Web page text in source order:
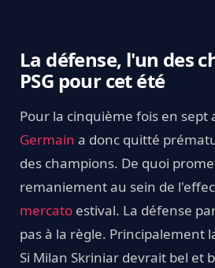
La défense, l'un des
PSG pour cet été
Pour la cinquième fois en sept
Germain a donc quitté
des champions. De quoi
remaniement au sein de
mercato estival. La défense
pas à la règle. Principalement
Si Milan Skriniar devrait bel et